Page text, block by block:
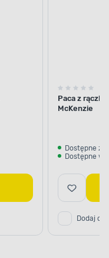
Paca z
McKenzie
Dostępne z
Dostępne w
Dodaj do